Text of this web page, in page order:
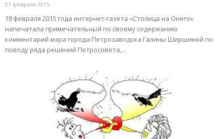
27 февраля 2015
18 февраля 2015 года интернет-газета «Столица на Онего»
напечатала примечательный по своему содержанию
комментарий мэра города Петрозаводска Галины Ширшиной по
поводу ряда решений Петросовета,...